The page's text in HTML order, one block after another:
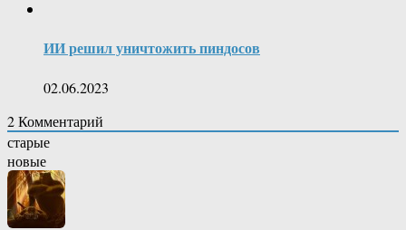
ИИ решил уничтожить пиндосов
02.06.2023
2Комментарий
старые
новые